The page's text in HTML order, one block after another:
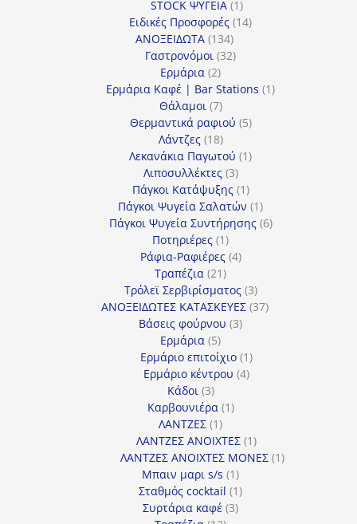
STOCK ΨΥΓΕΙΑ 11
προϊόν
Ειδικές Προσφορές 1414
ΑΝΟΞΕΙΔΩΤΑ 134134
προϊόντα
Γαστρονόμοι 3232
Ερμάρια 22
προϊόντα
Ερμάρια Καφέ | Bar Stations 11
Θάλαμοι 77
προϊόντα
Θερμαντικά ραφιού 55
Λάντζες 1818
προϊόντα
Λεκανάκια Παγωτού 11
Λιποσυλλέκτες 33
προϊόντα
Πάγκοι Κατάψυξης 11
προϊόν
Πάγκοι Ψυγεία Σαλατών 11
προϊόν
Πάγκοι Ψυγεία Συντήρησης 66
Ποτηριέρες 11
προϊόν
Ράφια-Ραφιέρες 44
Τραπέζια 2121
προϊόντα
Τρόλεϊ Σερβιρίσματος 33
προϊόντα
ΑΝΟΞΕΙΔΩΤΕΣ ΚΑΤΑΣΚΕΥΕΣ 3737
Βάσεις φούρνου 33
Ερμάρια 55
προϊόντα
Ερμάριο επιτοίχιο 11
προϊόν
Ερμάριο κέντρου 44
Κάδοι 33
προϊόντα
Καρβουνιέρα 11
ΛΑΝΤΖΕΣ 11
προϊόν
ΛΑΝΤΖΕΣ ΑΝΟΙΧΤΕΣ 11
προϊόν
ΛΑΝΤΖΕΣ ΑΝΟΙΧΤΕΣ ΜΟΝΕΣ 11
Μπαιν μαρι s/s 11
προϊόν
Σταθμός cocktail 11
Συρτάρια καφέ 33